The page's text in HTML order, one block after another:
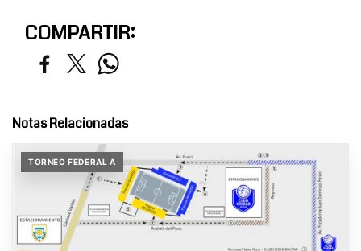
COMPARTIR:
Notas Relacionadas
TORNEO FEDERAL A